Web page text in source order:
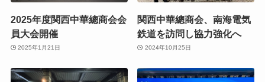
2025年度関西中華總商会会
員大会開催
2025年1月21日
関西中華總商会、南海電気
鉄道を訪問し協力強化へ
2024年10月25日